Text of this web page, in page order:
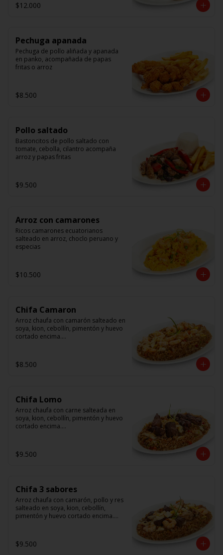
$12.000
Pechuga apanada
Pechuga de pollo aliñada y apanada
en panko, acompañada de papas
fritas o arroz
$8.500
Pollo saltado
Bastoncitos de pollo saltado con
tomate, cebolla, cilantro acompaña
arroz y papas fritas
$9.500
Arroz con camarones
Ricos camarones ecuatorianos
salteado en arroz, choclo peruano y
especias
$10.500
Chifa Camaron
Arroz chaufa con camarón salteado en
soya, kion, cebollín, pimentón y huevo
cortado encima.
soya, cebollín, tomate y cebolla
morada.
$8.500
Chifa Lomo
Arroz chaufa con carne salteada en
soya, kion, cebollín, pimentón y huevo
cortado encima.
cebollín, tomate y cebolla morada.
$9.500
Chifa 3 sabores
Arroz chaufa con camarón, pollo y res
salteado en soya, kion, cebollín,
pimentón y huevo cortado encima.
salteado en soya, cebollín, tomate y
cebolla morada.
$9.500